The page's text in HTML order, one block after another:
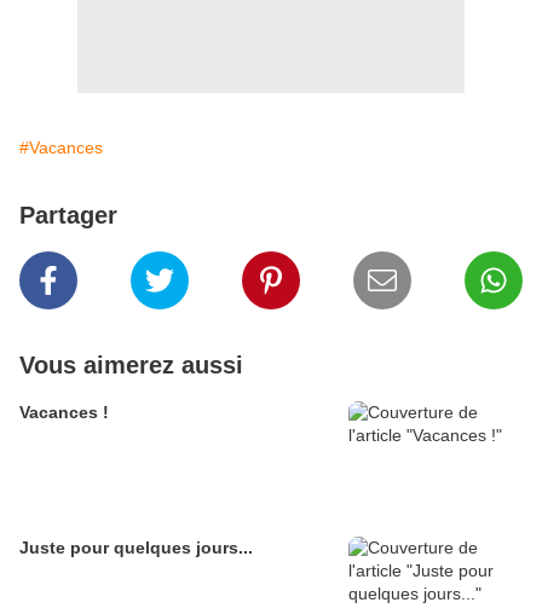
#Vacances
Partager
Vous aimerez aussi
Vacances !
Juste pour quelques jours...